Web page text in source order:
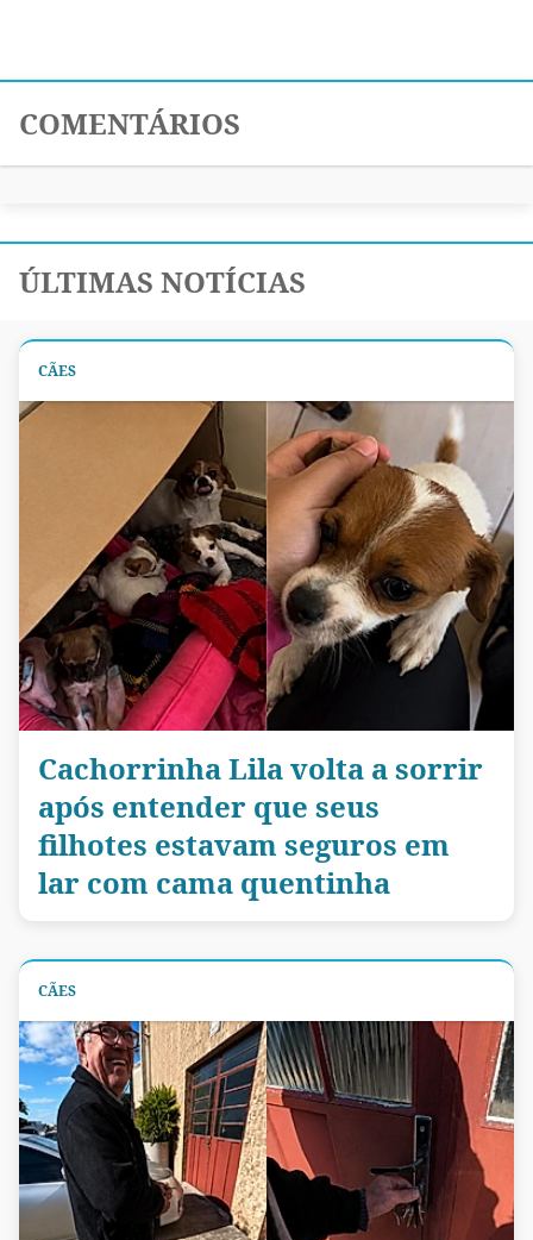
COMENTÁRIOS
ÚLTIMAS NOTÍCIAS
CÃES
Cachorrinha Lila volta a sorrir
após entender que seus
filhotes estavam seguros em
lar com cama quentinha
CÃES